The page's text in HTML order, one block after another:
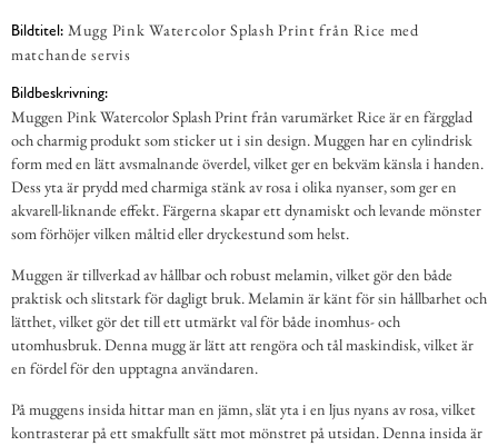
Bildtitel: Mugg Pink Watercolor Splash Print från Rice med
matchande servis
Bildbeskrivning:
Muggen Pink Watercolor Splash Print från varumärket Rice är en färgglad
och charmig produkt som sticker ut i sin design. Muggen har en cylindrisk
form med en lätt avsmalnande överdel, vilket ger en bekväm känsla i handen.
Dess yta är prydd med charmiga stänk av rosa i olika nyanser, som ger en
akvarell-liknande effekt. Färgerna skapar ett dynamiskt och levande mönster
som förhöjer vilken måltid eller dryckestund som helst.
Muggen är tillverkad av hållbar och robust melamin, vilket gör den både
praktisk och slitstark för dagligt bruk. Melamin är känt för sin hållbarhet och
lätthet, vilket gör det till ett utmärkt val för både inomhus- och
utomhusbruk. Denna mugg är lätt att rengöra och tål maskindisk, vilket är
en fördel för den upptagna användaren.
På muggens insida hittar man en jämn, slät yta i en ljus nyans av rosa, vilket
kontrasterar på ett smakfullt sätt mot mönstret på utsidan. Denna insida är